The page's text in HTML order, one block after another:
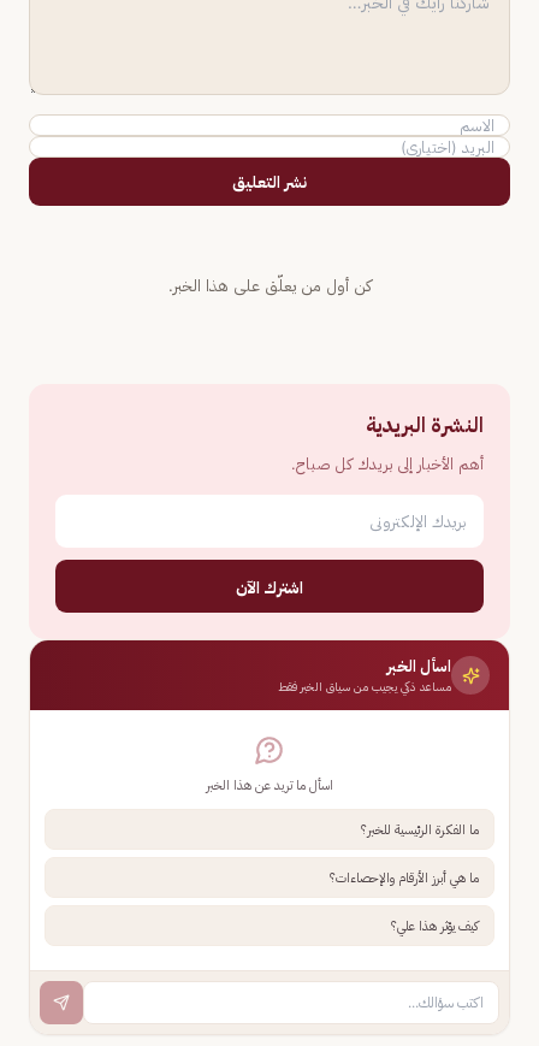
نشر التعليق
كن أول من يعلّق على هذا الخبر.
النشرة البريدية
أهم الأخبار إلى بريدك كل صباح.
اشترك الآن
اسأل الخبر
مساعد ذكي يجيب من سياق الخبر فقط
اسأل ما تريد عن هذا الخبر
ما الفكرة الرئيسية للخبر؟
ما هي أبرز الأرقام والإحصاءات؟
كيف يؤثر هذا علي؟